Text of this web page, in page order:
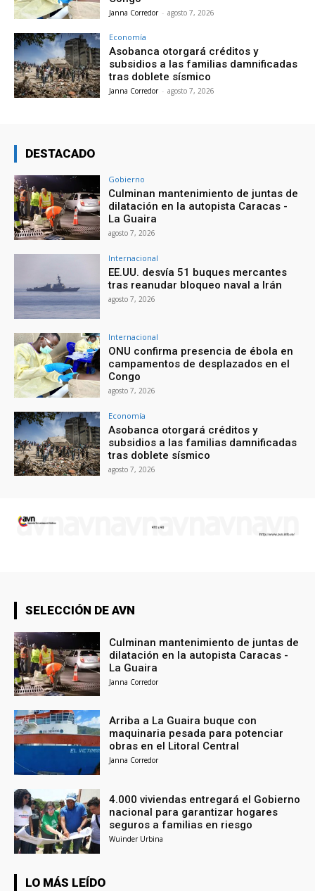
Janna Corredor - agosto 7, 2026
Economía
Asobanca otorgará créditos y
subsidios a las familias damnificadas
tras doblete sísmico
Janna Corredor - agosto 7, 2026
DESTACADO
Gobierno
Culminan mantenimiento de juntas de
dilatación en la autopista Caracas -
La Guaira
agosto 7, 2026
Internacional
EE.UU. desvía 51 buques mercantes
tras reanudar bloqueo naval a Irán
agosto 7, 2026
Internacional
ONU confirma presencia de ébola en
campamentos de desplazados en el
Congo
agosto 7, 2026
Economía
Asobanca otorgará créditos y
subsidios a las familias damnificadas
tras doblete sísmico
agosto 7, 2026
SELECCIÓN DE AVN
Culminan mantenimiento de juntas de
dilatación en la autopista Caracas -
La Guaira
Janna Corredor
Arriba a La Guaira buque con
maquinaria pesada para potenciar
obras en el Litoral Central
Janna Corredor
4.000 viviendas entregará el Gobierno
nacional para garantizar hogares
seguros a familias en riesgo
Wuinder Urbina
LO MÁS LEÍDO